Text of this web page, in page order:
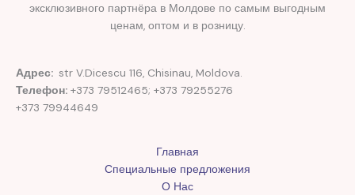
эксклюзивного партнёра в Молдове по самым выгодным
ценам, оптом и в розницу.
Адрес: str V.Dicescu 116, Chisinau, Moldova.
Телефон: +373 79512465; +373 79255276
+373 79944649
Главная
Специальные предложения
О Нас